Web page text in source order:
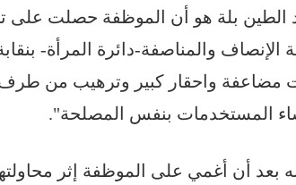
الطين بلة هو أن الموظفة حصلت على
والمناصفة-دائرة المرأة-
واحقار كبير وترهيب من طرف
المستخدمات بنفس المصلحة".
بعد أن أغمي على الموظفة إثر